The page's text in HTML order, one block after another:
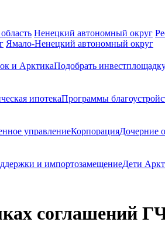
Ненецкий автономный округ
Ямало-Ненецкий автономный округ
и АрктикаПодобрать
ипотекаПрограммы
управлениеКорпорацияДочерние
и импортозамещениеДети
соглашений